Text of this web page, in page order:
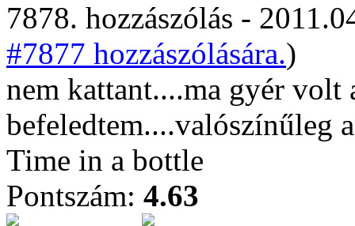
7878. hozzászólás -
#7877 hozzászólására.)
nem kattant....ma gyér volt
befeledtem....valószínűleg
Time in a bottle
Pontszám: 4.63